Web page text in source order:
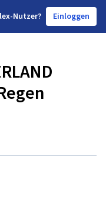
Nutzer? Einloggen